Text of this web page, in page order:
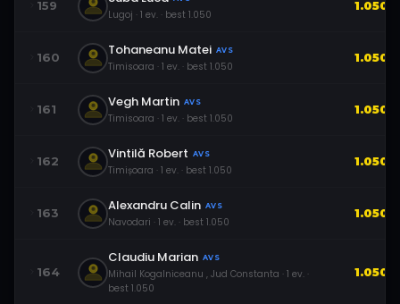
159
Lugoj · 1 ev. · best 1.050
1.050
160 Tohaneanu Matei AVS
Timisoara · 1 ev. · best 1.050
1.050
161 Vegh Martin AVS
Timisoara · 1 ev. · best 1.050
1.050
162 Vintilă Robert AVS
Timișoara · 1 ev. · best 1.050
1.050
163 Alexandru Calin AVS
Navodari · 1 ev. · best 1.050
1.050
164
Claudiu Marian AVS
Mihail Kogalniceanu , Jud Constanta · 1 ev. ·
best 1.050
1.050